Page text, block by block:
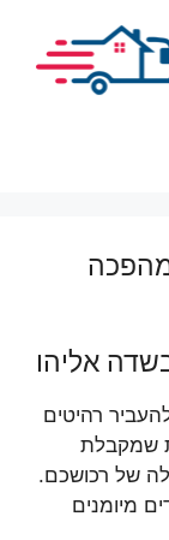
מהפכה
אליהו
רהיטים
שמקבלת
של רכושכם.
מיומנים